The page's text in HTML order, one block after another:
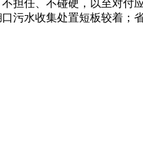
担任、不碰硬，以至对
污水收集处置短板较着